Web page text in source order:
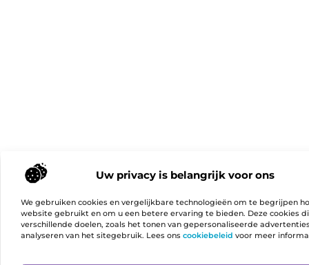
Uw privacy is belangrijk voor ons
We gebruiken cookies en vergelijkbare technologieën om te begrijpen
website gebruikt en om u een betere ervaring te bieden. Deze cookies
verschillende doelen, zoals het tonen van gepersonaliseerde
analyseren van het sitegebruik. Lees ons cookiebeleid voor meer